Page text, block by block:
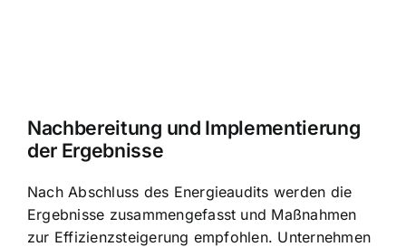
Nachbereitung und Implementierung
der Ergebnisse
Nach Abschluss des Energieaudits werden die
Ergebnisse zusammengefasst und Maßnahmen
zur Effizienzsteigerung empfohlen. Unternehmen